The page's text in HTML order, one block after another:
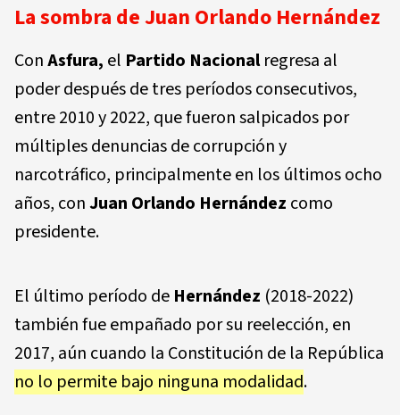
La sombra de Juan Orlando Hernández
ConAsfura, el Partido Nacionalregresa al
poder después de tres períodos consecutivos,
entre 2010 y 2022, que fueron salpicados por
múltiples denuncias de corrupción y
narcotráfico, principalmente en los últimos ocho
años, conJuan Orlando Hernández como
presidente.
El último período de Hernández (2018-2022)
también fue empañado por su reelección, en
2017, aún cuando la Constitución de la República
no lo permite bajo ninguna modalidad.